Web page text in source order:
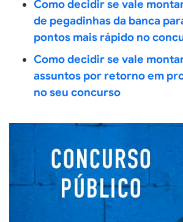
Como decidir se vale
de pegadinhas da banca
pontos mais rápido no
Como decidir se vale
assuntos por retorno em
no seu concurso